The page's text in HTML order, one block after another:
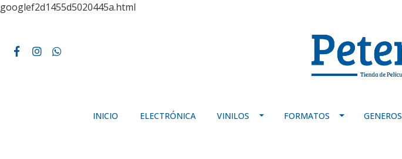
googlef2d1455d5020445a.html
INICIO ELECTRÓNICA VINILOS FORMATOS GENEROS